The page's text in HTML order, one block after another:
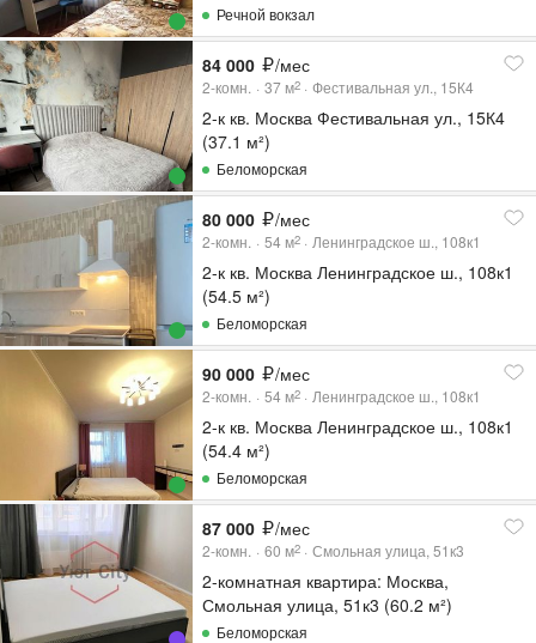
Речной вокзал
84 000 /мес
2-комн. 37 м2 Фестивальная ул., 15К4
2-к кв. Москва Фестивальная ул., 15К4
(37.1 м²)
Беломорская
80 000 /мес
2-комн. 54 м2 Ленинградское ш., 108к1
2-к кв. Москва Ленинградское ш., 108к1
(54.5 м²)
Беломорская
90 000 /мес
2-комн. 54 м2 Ленинградское ш., 108к1
2-к кв. Москва Ленинградское ш., 108к1
(54.4 м²)
Беломорская
87 000 /мес
2-комн. 60 м2 Смольная улица, 51к3
2-комнатная квартира: Москва,
Смольная улица, 51к3 (60.2 м²)
Беломорская